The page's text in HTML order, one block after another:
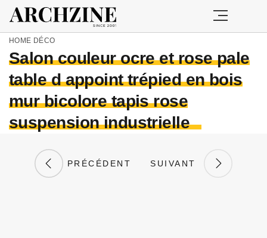
HOME DÉCO
Salon couleur ocre et rose pale
table d appoint trépied en bois
mur bicolore tapis rose
suspension industrielle
PRÉCÉDENT SUIVANT